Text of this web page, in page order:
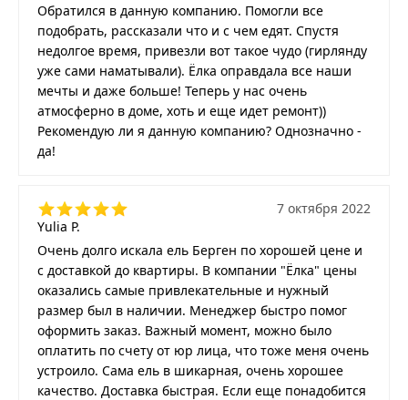
Обратился в данную компанию. Помогли все
подобрать, рассказали что и с чем едят. Спустя
недолгое время, привезли вот такое чудо (гирлянду
уже сами наматывали). Ёлка оправдала все наши
мечты и даже больше! Теперь у нас очень
атмосферно в доме, хоть и еще идет ремонт))
Рекомендую ли я данную компанию? Однозначно -
да!
Yulia P.
7 октября 2022
Очень долго искала ель Берген по хорошей цене и
с доставкой до квартиры. В компании "Ёлка" цены
оказались самые привлекательные и нужный
размер был в наличии. Менеджер быстро помог
оформить заказ. Важный момент, можно было
оплатить по счету от юр лица, что тоже меня очень
устроило. Сама ель в шикарная, очень хорошее
качество. Доставка быстрая. Если еще понадобится